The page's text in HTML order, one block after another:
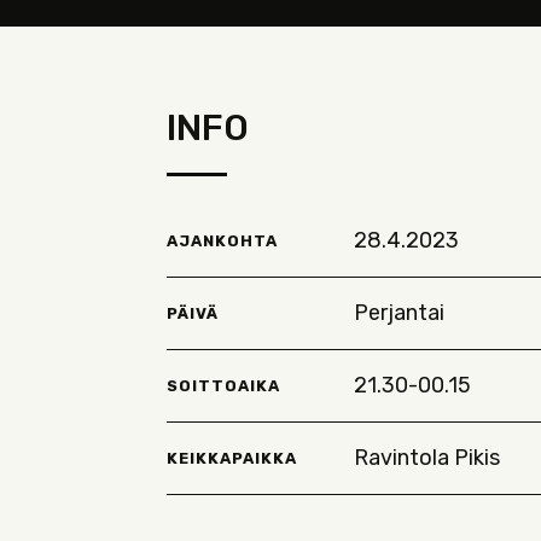
INFO
AJANKOHTA 28.4.2023
PÄIVÄ Perjantai
SOITTOAIKA 21.30-00.15
KEIKKAPAIKKA Ravintola Pikis